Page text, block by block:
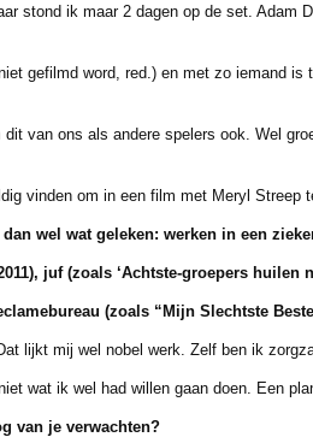
stond ik maar 2 dagen op de set. Adam
word, red.) en met zo iemand is
van ons als andere spelers ook. Wel
vinden om in een film met Meryl Streep
wel wat geleken: werken in een
juf (zoals ‘Achtste-groepers huilen
(zoals “Mijn Slechtste
lijkt mij wel nobel werk. Zelf ben ik
ik wel had willen gaan doen. Een
van je verwachten?